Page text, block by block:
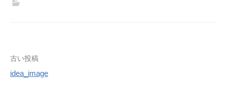
投
稿
古い投稿
idea_image